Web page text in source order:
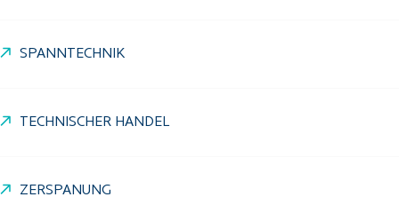
SPANNTECHNIK
TECHNISCHER HANDEL
ZERSPANUNG